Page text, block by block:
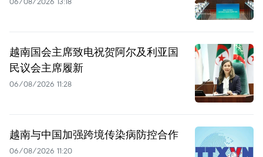
越南国会主席致电祝贺阿尔及利亚国
民议会主席履新
06/08/2026 11:28
越南与中国加强跨境传染病防控合作
06/08/2026 11:20